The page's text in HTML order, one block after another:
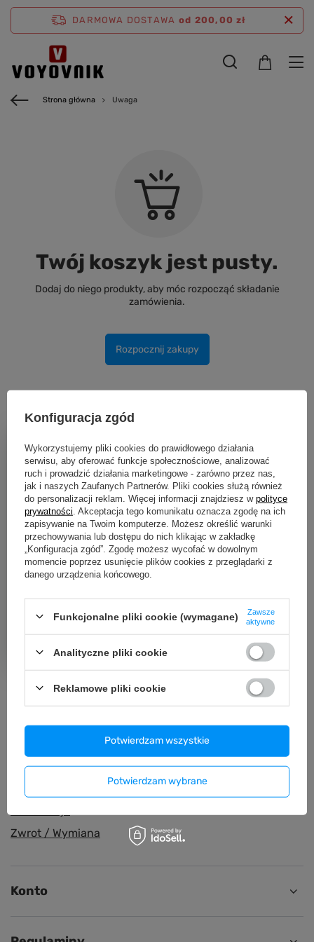
DARMOWA DOSTAWA od 200,00 zł
Strona główna Uwaga
Twój koszyk jest pusty.
Dodaj do niego produkty, aby móc rozpocząć składanie
zamówienia.
Rozpocznij zakupy
Darmowy transport
Zakupy za min. 200 zł
Bezpieczne zakupy
Dbamy o Twoje prawa
Wygodne zwroty
30 dni na zwrot bez podawania przyczyny
Paczkomaty
Zamówienia
Status zamówienia
Śledzenie przesyłki
Zwrot / Wymiana
Konto
Konfiguracja zgód
Wykorzystujemy pliki cookies do prawidłowego działania
serwisu, aby oferować funkcje społecznościowe, analizować
ruch i prowadzić działania marketingowe - zarówno przez nas,
jak i naszych Zaufanych Partnerów. Pliki cookies służą również
do personalizacji reklam. Więcej informacji znajdziesz w polityce
prywatności . Akceptacja tego komunikatu oznacza zgodę na ich
zapisywanie na Twoim komputerze. Możesz określić warunki
przechowywania lub dostępu do nich klikając w zakładkę
„Konfiguracja zgód”. Zgodę możesz wycofać w dowolnym
momencie poprzez usunięcie plików cookies z przeglądarki z
danego urządzenia końcowego.
Funkcjonalne pliki cookie (wymagane)
Zawsze
aktywne
Analityczne pliki cookie
Reklamowe pliki cookie
Potwierdzam wybrane
Potwierdzam wszystkie